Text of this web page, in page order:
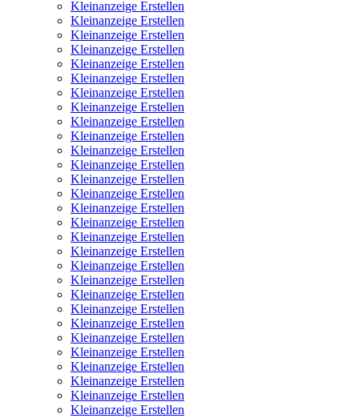
Kleinanzeige Erstellen
Kleinanzeige Erstellen
Kleinanzeige Erstellen
Kleinanzeige Erstellen
Kleinanzeige Erstellen
Kleinanzeige Erstellen
Kleinanzeige Erstellen
Kleinanzeige Erstellen
Kleinanzeige Erstellen
Kleinanzeige Erstellen
Kleinanzeige Erstellen
Kleinanzeige Erstellen
Kleinanzeige Erstellen
Kleinanzeige Erstellen
Kleinanzeige Erstellen
Kleinanzeige Erstellen
Kleinanzeige Erstellen
Kleinanzeige Erstellen
Kleinanzeige Erstellen
Kleinanzeige Erstellen
Kleinanzeige Erstellen
Kleinanzeige Erstellen
Kleinanzeige Erstellen
Kleinanzeige Erstellen
Kleinanzeige Erstellen
Kleinanzeige Erstellen
Kleinanzeige Erstellen
Kleinanzeige Erstellen
Kleinanzeige Erstellen